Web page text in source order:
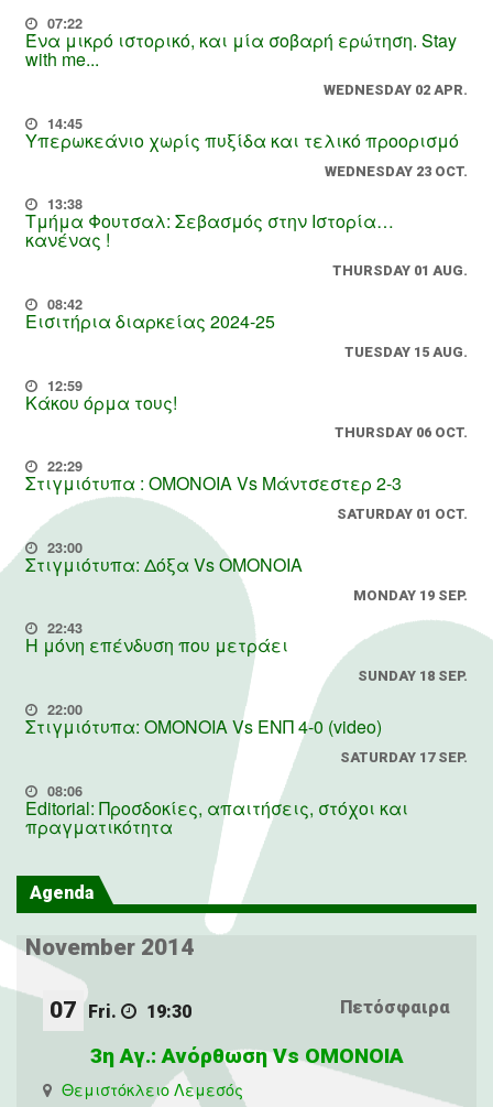
07:22
Ένα μικρό ιστορικό, και μία σοβαρή ερώτηση. Stay
with me...
WEDNESDAY 02 APR.
14:45
Υπερωκεάνιο χωρίς πυξίδα και τελικό προορισμό
WEDNESDAY 23 OCT.
13:38
Τμήμα Φουτσαλ: Σεβασμός στην Ιστορία…
κανένας !
THURSDAY 01 AUG.
08:42
Εισιτήρια διαρκείας 2024-25
TUESDAY 15 AUG.
12:59
Κάκου όρμα τους!
THURSDAY 06 OCT.
22:29
Στιγμιότυπα : ΟΜΟΝΟΙΑ Vs Μάντσεστερ 2-3
SATURDAY 01 OCT.
23:00
Στιγμιότυπα: Δόξα Vs OMONOIA
MONDAY 19 SEP.
22:43
Η μόνη επένδυση που μετράει
SUNDAY 18 SEP.
22:00
Στιγμιότυπα: ΟΜΟΝΟΙΑ Vs ΕΝΠ 4-0 (video)
SATURDAY 17 SEP.
08:06
Editorial: Προσδοκίες, απαιτήσεις, στόχοι και
πραγματικότητα
Agenda
November 2014
07 Fri. 19:30 Πετόσφαιρα
3η Αγ.: Ανόρθωση Vs ΟΜΟΝΟΙΑ
Θεμιστόκλειο Λεμεσός